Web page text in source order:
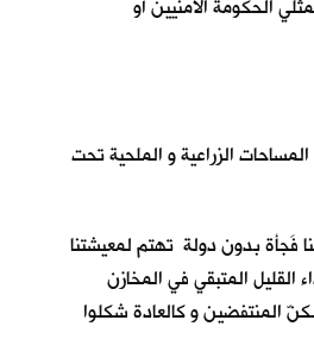
الحكومة الأمنيين أو
الزراعية و الملحية تحت
فَجأة بدون دولة تهتم لمعيشتنا
القليل المتبقي في المخازن
المنتفضين و كالعادة شكلوا